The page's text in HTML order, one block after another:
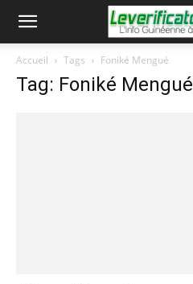
Accueil Tags Foniké Mengué
Tag: Foniké Mengué